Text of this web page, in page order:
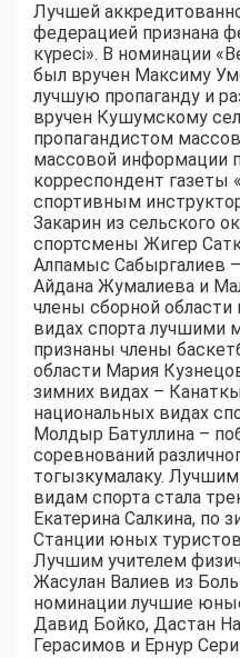
Лучшей
федерацией признана
күресі». В номинации
был вручен Максиму
лучшую пропаганду и
вручен Кушумскому
пропагандистом
массовой информации
корреспондент газеты
спортивным
Закарин из сельского
спортсмены Жигер
Алпамыс Сабыргалиев
Айдана Жумалиева и
члены сборной области
видах спорта лучшими
признаны члены
области Мария
зимних видах –
национальных видах
Молдыр Батуллина –
соревнований
тогызкумалаку.
видам спорта стала
Екатерина Салкина, по
Станции юных
Лучшим учителем
Жасулан Валиев из
номинации лучшие
Давид Бойко, Дастан
Герасимов и Ернур